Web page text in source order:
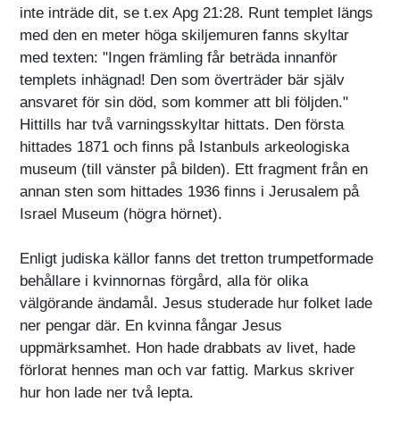
inte inträde dit, se t.ex Apg 21:28. Runt templet längs
med den en meter höga skiljemuren fanns skyltar
med texten: "Ingen främling får beträda innanför
templets inhägnad! Den som överträder bär själv
ansvaret för sin död, som kommer att bli följden."
Hittills har två varningsskyltar hittats. Den första
hittades 1871 och finns på Istanbuls arkeologiska
museum (till vänster på bilden). Ett fragment från en
annan sten som hittades 1936 finns i Jerusalem på
Israel Museum (högra hörnet).
Enligt judiska källor fanns det tretton trumpetformade
behållare i kvinnornas förgård, alla för olika
välgörande ändamål. Jesus studerade hur folket lade
ner pengar där. En kvinna fångar Jesus
uppmärksamhet. Hon hade drabbats av livet, hade
förlorat hennes man och var fattig. Markus skriver
hur hon lade ner två lepta.